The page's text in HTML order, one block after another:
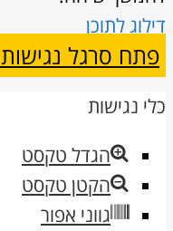
דילוג לתוכן
פתח סרגל נגישות
כלי נגישות
הגדל טקסט
הקטן טקסט
גווני אפור